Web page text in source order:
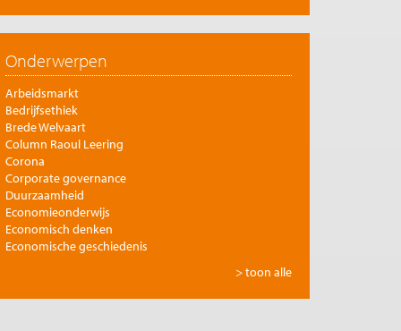
Onderwerpen
Arbeidsmarkt
Bedrijfsethiek
Brede Welvaart
Column Raoul Leering
Corona
Corporate governance
Duurzaamheid
Economieonderwijs
Economisch denken
Economische geschiedenis
Filosofie en economie
> toon alle